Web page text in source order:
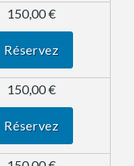
150,00 €
Réservez
150,00 €
Réservez